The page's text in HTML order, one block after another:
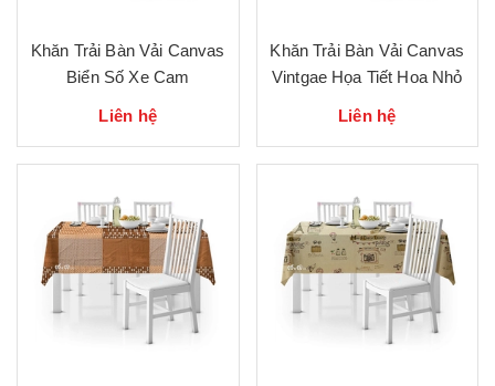
Khăn Trải Bàn Vải Canvas
Biển Số Xe Cam
Liên hệ
Khăn Trải Bàn Vải Canvas
Vintgae Họa Tiết Hoa Nhỏ
Liên hệ